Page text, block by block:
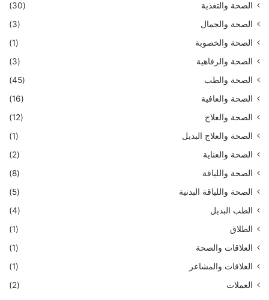
الصحة والتغذية
(30)
الصحة والجمال
(3)
الصحة والخصوبة
(1)
الصحة والرفاهية
(3)
الصحة والطب
(45)
الصحة والعافية
(16)
الصحة والعلاج
(12)
الصحة والعلاج البديل
(1)
الصحة والعناية
(2)
الصحة واللياقة
(8)
الصحة واللياقة البدنية
(5)
الطب البديل
(4)
الطلاق
(1)
العلاقات والصحة
(1)
العلاقات والمشاعر
(1)
العملات
(2)